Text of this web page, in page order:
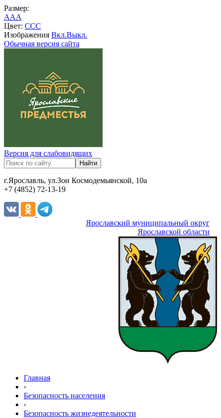
Размер:
AAA
Цвет: CCC
Изображения Вкл.Выкл.
Обычная версия сайта
Версия для слабовидящих
г.Ярославль, ул.Зои Космодемьянской, 10а
+7 (4852) 72-13-19
Ярославский муниципальный округ
Ярославской области
Главная
›
Безопасность населения
›
Безопасность жизнедеятельности